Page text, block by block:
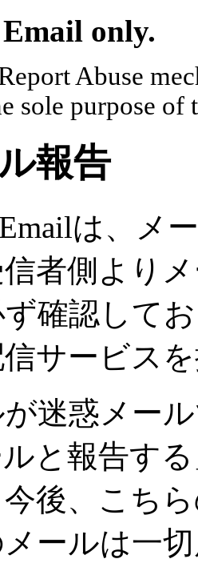
only.
Abuse
sole purpose of
報告
Emailは、メ
者側より
確認して
サービス
迷惑メー
ルと報告す
後、こち
ールは一